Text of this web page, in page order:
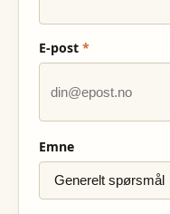
E-post *
Emne